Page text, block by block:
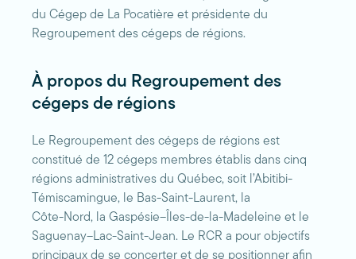
du Cégep de La Pocatière et présidente du
Regroupement des cégeps de régions.
À propos du Regroupement des
cégeps de régions
Le Regroupement des cégeps de régions est
constitué de 12 cégeps membres établis dans cinq
régions administratives du Québec, soit l’Abitibi-
Témiscamingue, le Bas-Saint-Laurent, la
Côte-Nord, la Gaspésie–Îles-de-la-Madeleine et le
Saguenay–Lac-Saint-Jean. Le RCR a pour objectifs
principaux de se concerter et de se positionner afin